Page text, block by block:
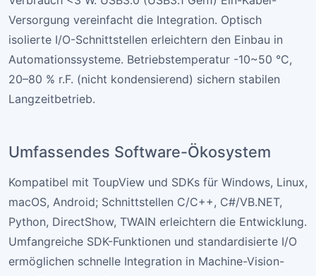
Bildqualität. 8- und 12-Bit-Ausgabe deckt verschiedene
Genauigkeitsanforderungen ab. Einige Modelle
erreichen >70 dB Dynamik und ca. 40 dB SNR für
detailreiche Bilder in kontrastreichen Szenen.
Verbrauch <3 W. USB3.0 (USB3.1 Gen1) Ein-Kabel-
Versorgung vereinfacht die Integration. Optisch
isolierte I/O-Schnittstellen erleichtern den Einbau in
Automationssysteme. Betriebstemperatur -10~50 °C,
20–80 % r.F. (nicht kondensierend) sichern stabilen